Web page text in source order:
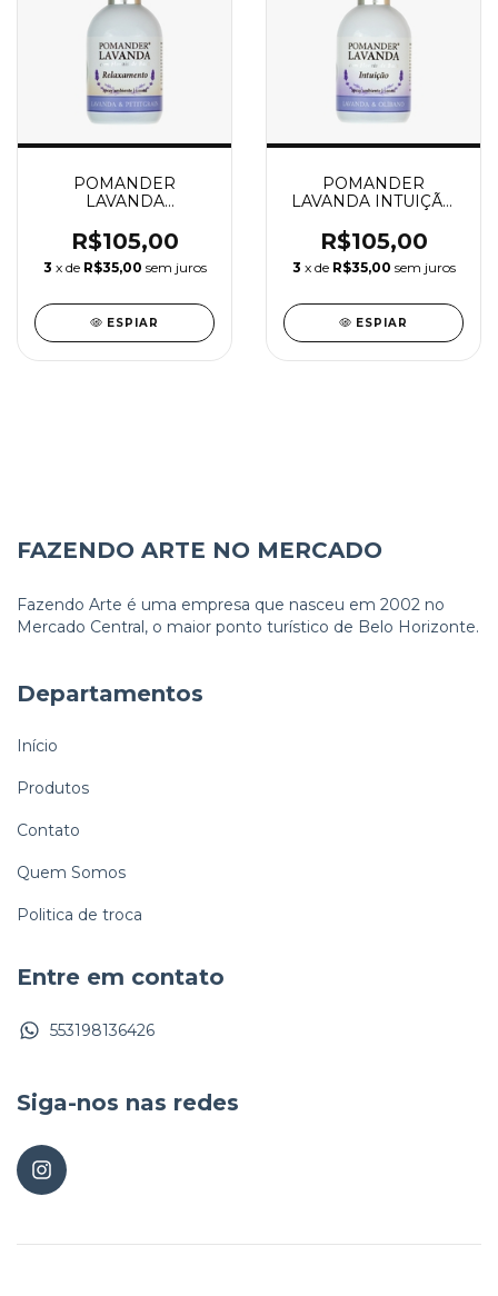
POMANDER
LAVANDA
SPRAY 100ML
R$105,00
3 x de R$35,00 sem juros
ESPIAR
POMANDER
LAVANDA INTUIÇÃO
R$105,00
3 x de R$35,00 sem juros
ESPIAR
FAZENDO ARTE NO MERCADO
Fazendo Arte é uma empresa que nasceu em 2002 no
Mercado Central, o maior ponto turístico de Belo Horizonte.
Departamentos
Início
Produtos
Contato
Quem Somos
Politica de troca
Entre em contato
553198136426
Siga-nos nas redes